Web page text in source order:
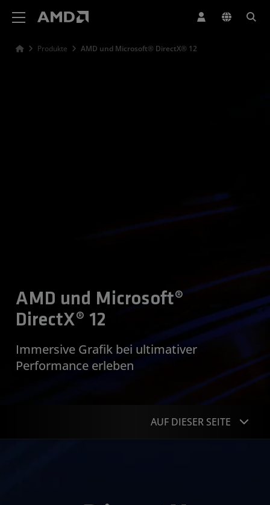
Produkte AMD und Microsoft® DirectX® 12
AMD und Microsoft®
DirectX® 12
Immersive Grafik bei ultimativer
Performance erleben
AUF DIESER SEITE